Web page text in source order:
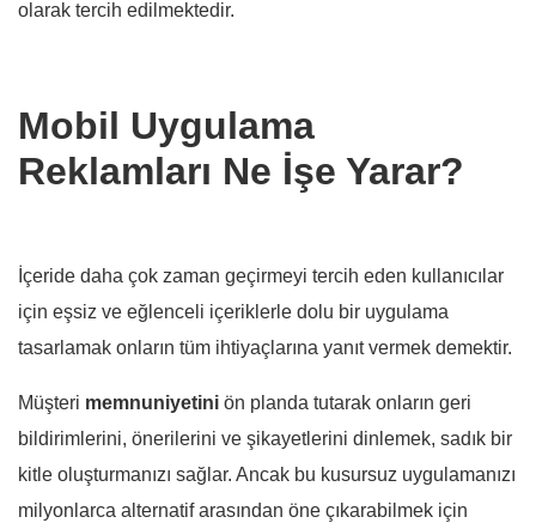
olarak tercih edilmektedir.
Mobil Uygulama
Reklamları Ne İşe Yarar?
İçeride daha çok zaman geçirmeyi tercih eden kullanıcılar
için eşsiz ve eğlenceli içeriklerle dolu bir uygulama
tasarlamak onların tüm ihtiyaçlarına yanıt vermek demektir.
Müşteri memnuniyetini ön planda tutarak onların geri
bildirimlerini, önerilerini ve şikayetlerini dinlemek, sadık bir
kitle oluşturmanızı sağlar. Ancak bu kusursuz uygulamanızı
milyonlarca alternatif arasından öne çıkarabilmek için